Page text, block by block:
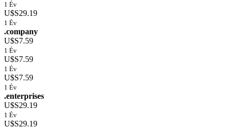
1 Év
U$S29.19
1 Év
.company
U$S7.59
1 Év
U$S7.59
1 Év
U$S7.59
1 Év
.enterprises
U$S29.19
1 Év
U$S29.19